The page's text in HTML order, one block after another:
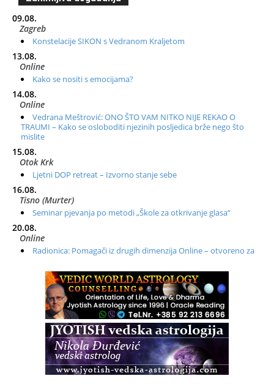
09.08.
Zagreb
Konstelacije SIKON s Vedranom Kraljetom
13.08.
Online
Kako se nositi s emocijama?
14.08.
Online
Vedrana Meštrović: ONO ŠTO VAM NITKO NIJE REKAO O
TRAUMI – Kako se osloboditi njezinih posljedica brže nego što
mislite
15.08.
Otok Krk
Ljetni DOP retreat – Izvorno stanje sebe
16.08.
Tisno (Murter)
Seminar pjevanja po metodi „Škole za otkrivanje glasa“
20.08.
Online
Radionica: Pomagači iz drugih dimenzija Online – otvoreno za
Zagreb+Online
Osnovni ThetaHealing® tečaj, Zagreb i Online
Zagreb
Osnovna radionica za izscjeljivanje pranom (Basic Pranic
Healing course)
Access BARS®, otpusti stres